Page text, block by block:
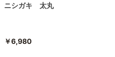
ニシガキ 太丸
￥6,980